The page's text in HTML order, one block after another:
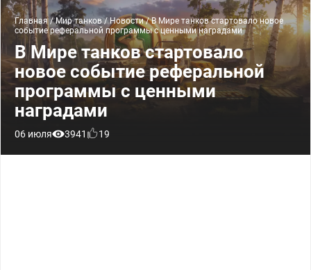
Главная/ Мир танков/ Новости/ В Мире танков стартовало новое
событие реферальной программы с ценными наградами
В Мире танков стартовало
новое событие реферальной
программы с ценными
наградами
06 июля 3941 19